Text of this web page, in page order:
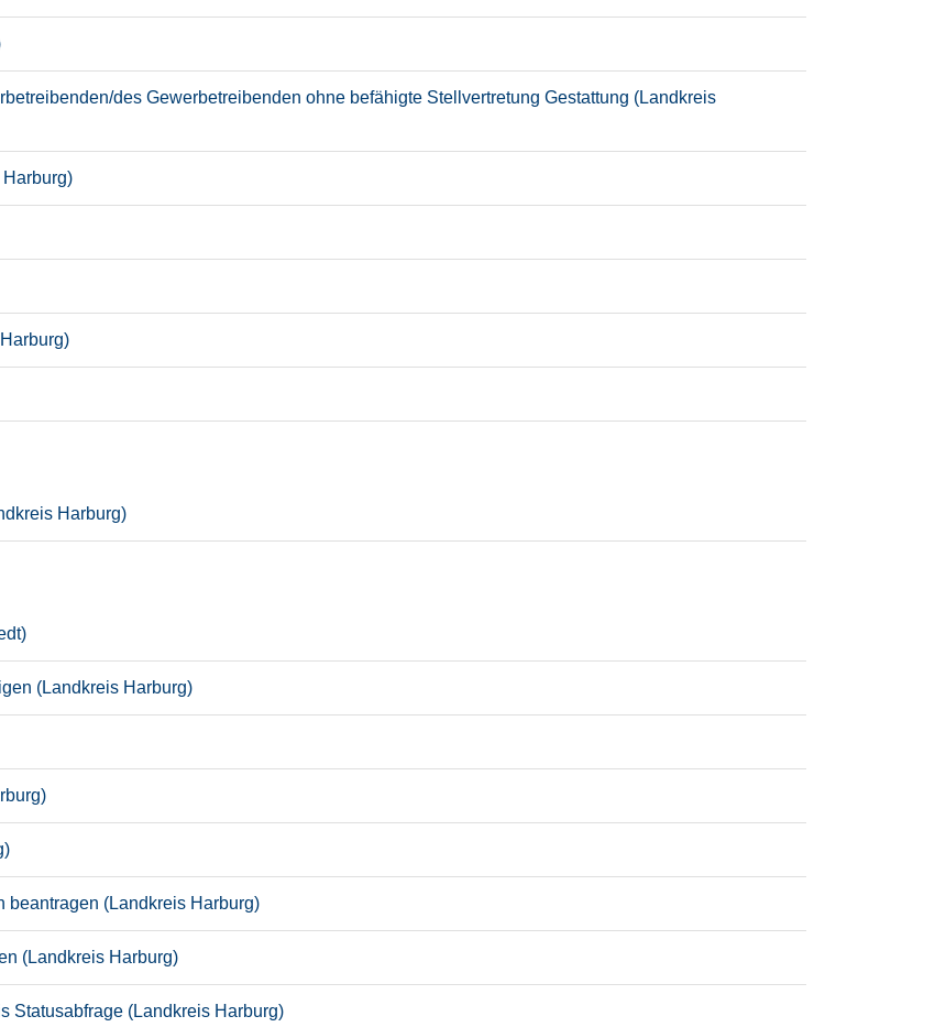
des Gewerbetreibenden ohne befähigte Stellvertretung Gestattung (Landkreis
Harburg)
(Landkreis Harburg)
beantragen (Landkreis Harburg)
(Landkreis Harburg)
Statusabfrage (Landkreis Harburg)